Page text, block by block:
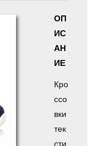
ОП
ИС
АН
ИЕ
Кро
ссо
вки
тек
сти